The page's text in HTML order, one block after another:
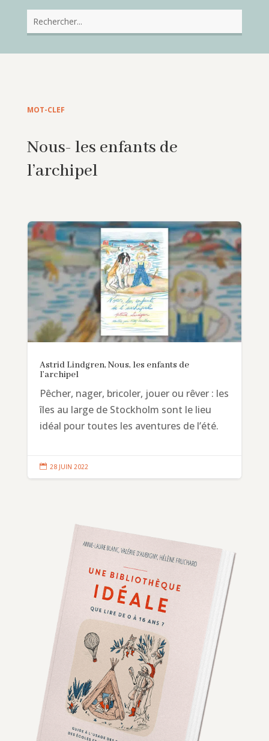
MOT-CLEF
Nous- les enfants de
l’archipel
Astrid Lindgren, Nous, les enfants de
l’archipel
Pêcher, nager, bricoler, jouer ou rêver : les
îles au large de Stockholm sont le lieu
idéal pour toutes les aventures de l’été.
 28 JUIN 2022